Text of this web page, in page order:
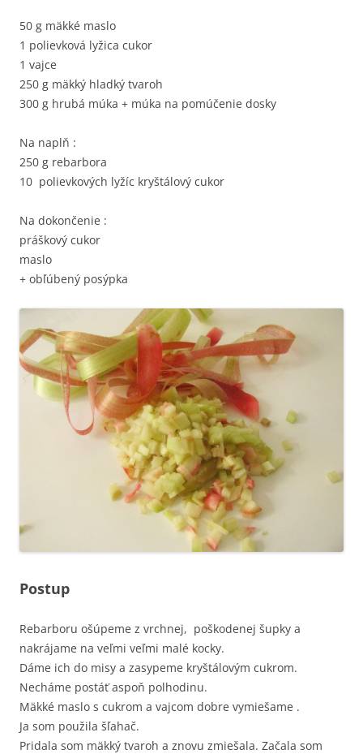
50 g mäkké maslo
1 polievková lyžica cukor
1 vajce
250 g mäkký hladký tvaroh
300 g hrubá múka + múka na pomúčenie dosky
Na naplň :
250 g rebarbora
10 polievkových lyžíc kryštálový cukor
Na dokončenie :
práškový cukor
maslo
+ obľúbený posýpka
Postup
Rebarboru ošúpeme z vrchnej, poškodenej šupky a
nakrájame na veľmi veľmi malé kocky.
Dáme ich do misy a zasypeme kryštálovým cukrom.
Necháme postáť aspoň polhodinu.
Mäkké maslo s cukrom a vajcom dobre vymiešame .
Ja som použila šľahač.
Pridala som mäkký tvaroh a znovu zmiešala. Začala som